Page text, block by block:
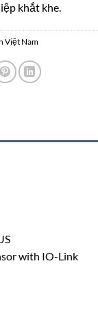
khắt khe.
Việt Nam
with IO-Link